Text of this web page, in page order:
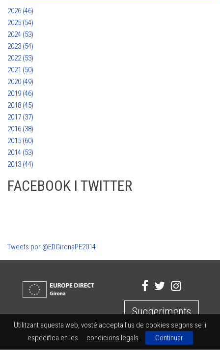
Utilitzant aquesta web, vosté accepta l'us de cookies segons se li
especifica en les
condicions legals Continuar
2026 (46)
2025 (54)
2024 (53)
2023 (54)
2022 (53)
2021 (50)
2020 (49)
2019 (46)
2018 (45)
2017 (37)
2016 (38)
2015 (60)
2014 (53)
2013 (44)
FACEBOOK I TWITTER
Tweets por @EDGironaPE2014
Suggeriments
Condicions d'ús|Declaració de privadesa| Inicia la sessió|